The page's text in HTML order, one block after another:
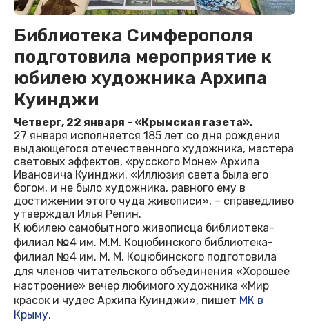
Библиотека Симферополя
подготовила мероприятие к
юбилею художника Архипа
Куинджи
Четверг, 22 января - «Крымская газета».
27 января исполняется 185 лет со дня рождения
выдающегося отечественного художника, мастера
световых эффектов, «русского Моне» Архипа
Ивановича Куинджи. «Иллюзия света была его
богом, и не было художника, равного ему в
достижении этого чуда живописи», – справедливо
утверждал Илья Репин.
К юбилею самобытного живописца библиотека-
филиал №4 им. М.М. Коцюбинского библиотека-
филиал №4 им. М. М. Коцюбинского подготовила
для членов читательского объединения «Хорошее
настроение» вечер любимого художника «Мир
красок и чудес Архипа Куинджи», пишет МК в
Крыму.